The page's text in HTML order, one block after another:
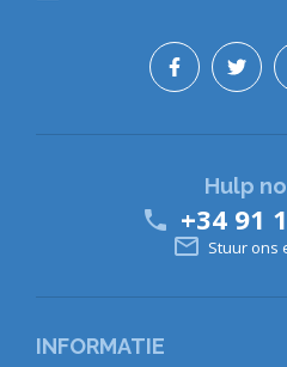
INFORMATIE
Hulp
 +34 91
 Stuur ons